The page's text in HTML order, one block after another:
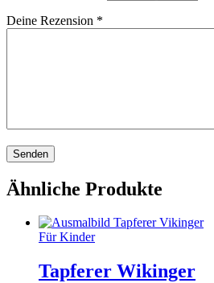
Deine Rezension *
Ähnliche Produkte
Für Kinder
Tapferer Wikinger